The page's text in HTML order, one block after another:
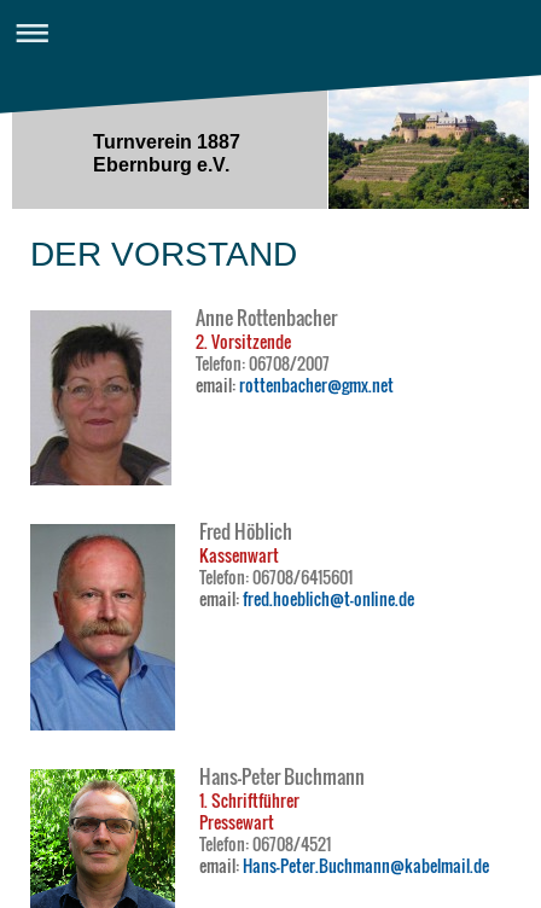
Turnverein 1887
Ebernburg e.V.
DER VORSTAND
Anne Rottenbacher
2. Vorsitzende
Telefon: 06708/2007
email:rottenbacher@gmx.net
Fred Höblich
Kassenwart
Telefon: 06708/6415601
email:fred.hoeblich@t-online.de
Hans-Peter Buchmann
1. Schriftführer
Pressewart
Telefon: 06708/4521
email:Hans-Peter.Buchmann@kabelmail.de